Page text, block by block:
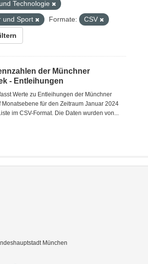
Technologie
und Sport
Formate: CSV
der Münchner
- Entleihungen
Werte zu Entleihungen der Münchner
für den Zeitraum Januar 2024
im CSV-Format. Die Daten wurden von...
München